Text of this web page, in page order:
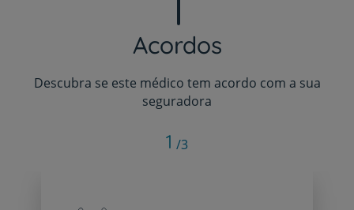
Acordos
Descubra se este médico tem acordo com a sua
seguradora
1 /3